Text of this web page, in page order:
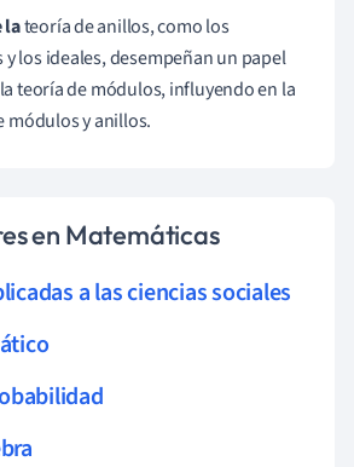
lateoría de anillos, como los
los ideales, desempeñan un papel
teoría de módulos, influyendo en la
módulos y anillos.
en Matemáticas
a las ciencias sociales